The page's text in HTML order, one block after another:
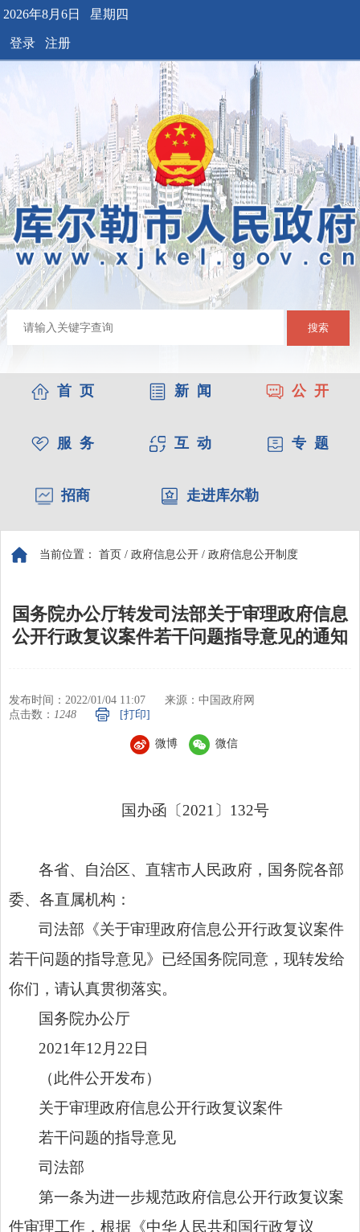
2026年8月6日 星期四
登录 注册
搜索
首 页 新 闻 公 开
服 务 互 动 专 题
招商 走进库尔勒
当前位置： 首页 / 政府信息公开 / 政府信息公开制度
国务院办公厅转发司法部关于审理政府信息
公开行政复议案件若干问题指导意见的通知
发布时间：2022/01/04 11:07
来源：中国政府网
点击数： 1248 [打印]
微博 微信
国办函〔2021〕132号
各省、自治区、直辖市人民政府，国务院各部
委、各直属机构：
司法部《关于审理政府信息公开行政复议案件
若干问题的指导意见》已经国务院同意，现转发给
你们，请认真贯彻落实。
国务院办公厅
2021年12月22日
（此件公开发布）
关于审理政府信息公开行政复议案件
若干问题的指导意见
司法部
第一条为进一步规范政府信息公开行政复议案
件审理工作，根据《中华人民共和国行政复议